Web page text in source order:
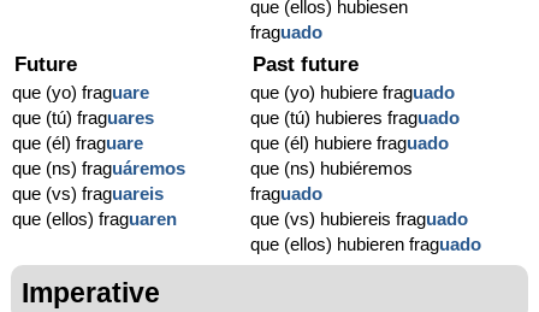
que (ellos) hubiesen
fraguado
Future
que (yo) fraguare
que (tú) fraguares
que (él) fraguare
que (ns) fraguáremos
que (vs) fraguareis
que (ellos) fraguaren
Past future
que (yo) hubiere fraguado
que (tú) hubieres fraguado
que (él) hubiere fraguado
que (ns) hubiéremos
fraguado
que (vs) hubiereis fraguado
que (ellos) hubieren fraguado
Imperative